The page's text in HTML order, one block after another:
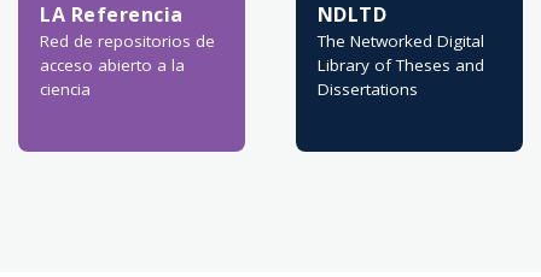
LA Referencia
Red de repositorios de
acceso abierto a la
ciencia
NDLTD
The Networked Digital
Library of Theses and
Dissertations